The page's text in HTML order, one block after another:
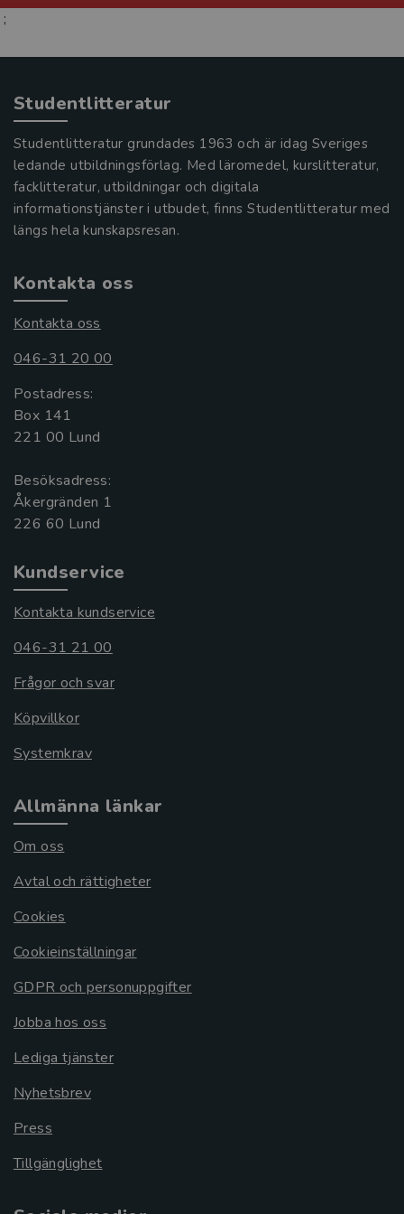
;
Studentlitteratur
Studentlitteratur grundades 1963 och är idag Sveriges
ledande utbildningsförlag. Med läromedel, kurslitteratur,
facklitteratur, utbildningar och digitala
informationstjänster i utbudet, finns Studentlitteratur med
längs hela kunskapsresan.
Kontakta oss
Kontakta oss
046-31 20 00
Postadress:
Box 141
221 00 Lund
Besöksadress:
Åkergränden 1
Kundservice
Kontakta kundservice
046-31 21 00
Frågor och svar
Köpvillkor
Systemkrav
Allmänna länkar
Om oss
Avtal och rättigheter
Cookies
Cookieinställningar
GDPR och personuppgifter
Jobba hos oss
Lediga tjänster
Nyhetsbrev
Press
Tillgänglighet